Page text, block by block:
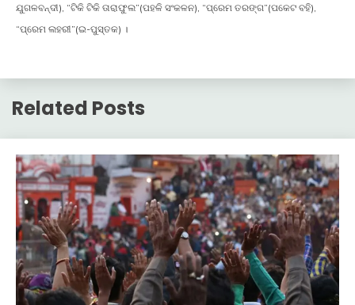
ଯୁଗଳବନ୍ଦୀ), “ଟିକି ଟିକି ତାରାଫୁଲ”(ପହଳି ସଂକଳନ), “ପ୍ରେମ ତରଙ୍ଗ”(ପକେଟ ବହି),
“ପ୍ରେମ ଲହରୀ”(ଇ-ପୁସ୍ତକ) ।
Related Posts